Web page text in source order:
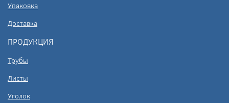
Упаковка
Доставка
ПРОДУКЦИЯ
Трубы
Листы
Уголок